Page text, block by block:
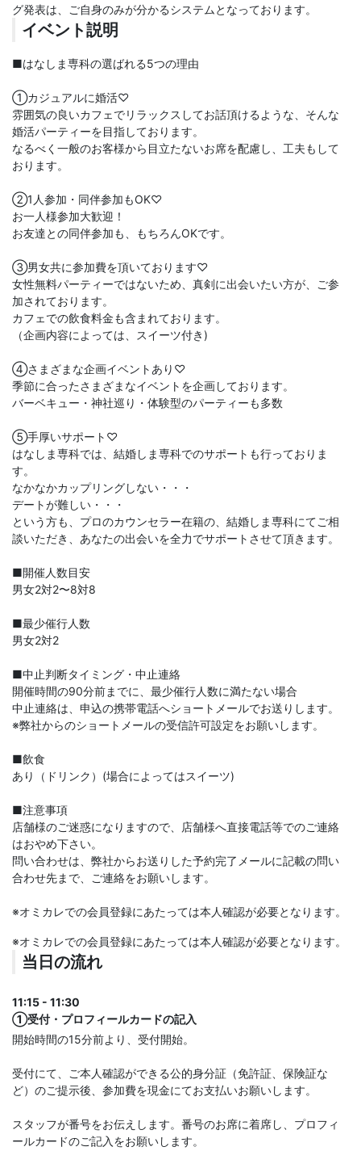
グ発表は、ご自身のみが分かるシステムとなっております。
イベント説明
■はなしま専科の選ばれる5つの理由
①カジュアルに婚活♡
雰囲気の良いカフェでリラックスしてお話頂けるような、そんな
婚活パーティーを目指しております。
なるべく一般のお客様から目立たないお席を配慮し、工夫もして
おります。
②1人参加・同伴参加もOK♡
お一人様参加大歓迎！
お友達との同伴参加も、もちろんOKです。
③男女共に参加費を頂いております♡
女性無料パーティーではないため、真剣に出会いたい方が、ご参
加されております。
カフェでの飲食料金も含まれております。
（企画内容によっては、スイーツ付き)
④さまざまな企画イベントあり♡
季節に合ったさまざまなイベントを企画しております。
バーベキュー・神社巡り・体験型のパーティーも多数
⑤手厚いサポート♡
はなしま専科では、結婚しま専科でのサポートも行っておりま
す。
なかなかカップリングしない・・・
デートが難しい・・・
という方も、プロのカウンセラー在籍の、結婚しま専科にてご相
談いただき、あなたの出会いを全力でサポートさせて頂きます。
■開催人数目安
男女2対2〜8対8
■最少催行人数
男女2対2
■中止判断タイミング・中止連絡
開催時間の90分前までに、最少催行人数に満たない場合
中止連絡は、申込の携帯電話へショートメールでお送りします。
※弊社からのショートメールの受信許可設定をお願いします。
■飲食
あり（ドリンク）(場合によってはスイーツ)
■注意事項
店舗様のご迷惑になりますので、店舗様へ直接電話等でのご連絡
はおやめ下さい。
問い合わせは、弊社からお送りした予約完了メールに記載の問い
合わせ先まで、ご連絡をお願いします。
※オミカレでの会員登録にあたっては本人確認が必要となります。
※オミカレでの会員登録にあたっては本人確認が必要となります。
当日の流れ
11:15 - 11:30
①受付・プロフィールカードの記入
開始時間の15分前より、受付開始。
受付にて、ご本人確認ができる公的身分証（免許証、保険証な
ど）のご提示後、参加費を現金にてお支払いお願いします。
スタッフが番号をお伝えします。番号のお席に着席し、プロフィ
ールカードのご記入をお願いします。